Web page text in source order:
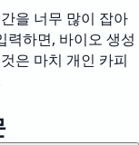
을 너무 많이 잡아
력하면, 바이오 생성
은 마치 개인 카피